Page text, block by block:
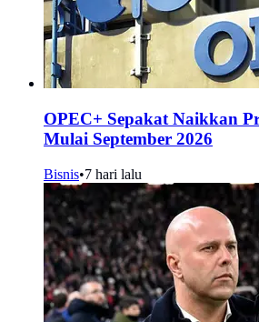
OPEC+ Sepakat Naikkan
Mulai September 2026
Bisnis•7 hari lalu